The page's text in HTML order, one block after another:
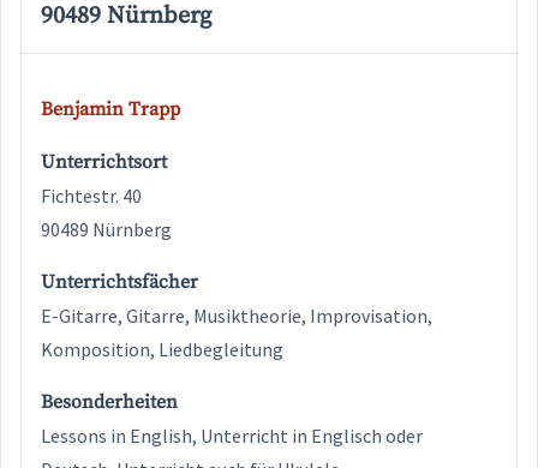
90489 Nürnberg
Benjamin Trapp
Unterrichtsort
Fichtestr. 40
90489 Nürnberg
Unterrichtsfächer
E-Gitarre, Gitarre, Musiktheorie, Improvisation,
Komposition, Liedbegleitung
Besonderheiten
Lessons in English, Unterricht in Englisch oder